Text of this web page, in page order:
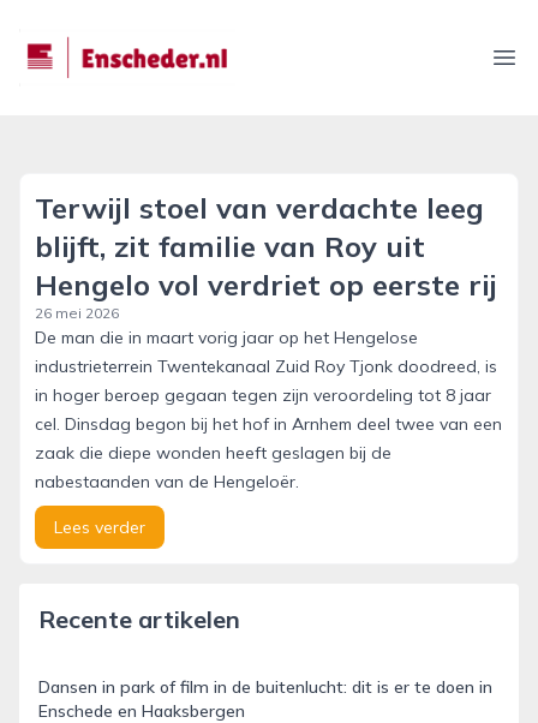
enscheder.nl
Terwijl stoel van verdachte leeg
blijft, zit familie van Roy uit
Hengelo vol verdriet op eerste rij
26 mei 2026
De man die in maart vorig jaar op het Hengelose
industrieterrein Twentekanaal Zuid Roy Tjonk doodreed, is
in hoger beroep gegaan tegen zijn veroordeling tot 8 jaar
cel. Dinsdag begon bij het hof in Arnhem deel twee van een
zaak die diepe wonden heeft geslagen bij de
nabestaanden van de Hengeloër.
Lees verder
Recente artikelen
Dansen in park of film in de buitenlucht: dit is er te doen in
Enschede en Haaksbergen